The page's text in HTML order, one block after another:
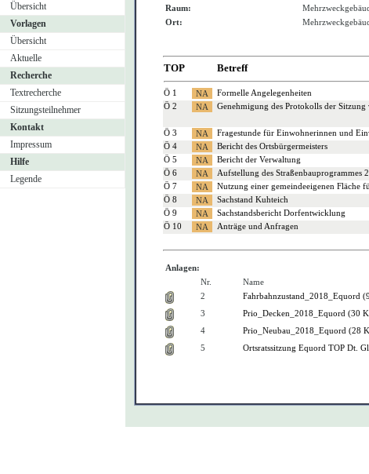
Übersicht
Vorlagen
Übersicht
Aktuelle
Recherche
Textrecherche
Sitzungsteilnehmer
Kontakt
Impressum
Hilfe
Legende
Raum:
Ort:
TOP Betreff
Ö 1
Formelle Angelegenheiten
Ö 2
Genehmigung des Protokolls der
Ö 3
Fragestunde für Einwohnerinnen und
Ö 4
Bericht des Ortsbürgermeisters
Ö 5
Bericht der Verwaltung
Ö 6
Aufstellung des Straßenbauprogrammes
Ö 7
Nutzung einer gemeindeeigenen Fläche
Ö 8
Sachstand Kuhteich
Ö 9
Sachstandsbericht Dorfentwicklung
Ö 10
Anträge und Anfragen
Anlagen:
Nr.
Name
2
Fahrbahnzustand_2018_Equord
3
Prio_Decken_2018_Equord (30
4
Prio_Neubau_2018_Equord (28
5
Ortsratssitzung Equord TOP Dt.